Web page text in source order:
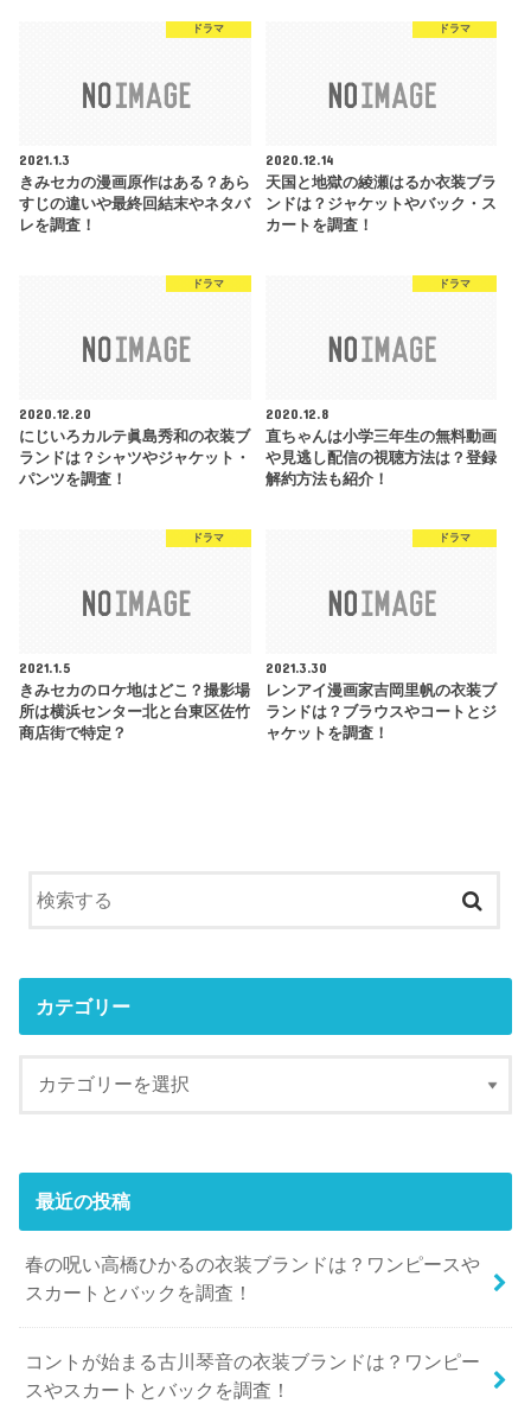
ドラマ
2021.1.3
きみセカの漫画原作はある？あら
すじの違いや最終回結末やネタバ
レを調査！
ドラマ
2020.12.14
天国と地獄の綾瀬はるか衣装ブラ
ンドは？ジャケットやバック・ス
カートを調査！
ドラマ
2020.12.20
にじいろカルテ眞島秀和の衣装ブ
ランドは？シャツやジャケット・
パンツを調査！
ドラマ
2020.12.8
直ちゃんは小学三年生の無料動画
や見逃し配信の視聴方法は？登録
解約方法も紹介！
ドラマ
2021.1.5
きみセカのロケ地はどこ？撮影場
所は横浜センター北と台東区佐竹
商店街で特定？
ドラマ
2021.3.30
レンアイ漫画家吉岡里帆の衣装ブ
ランドは？ブラウスやコートとジ
ャケットを調査！
カテゴリー
最近の投稿
春の呪い高橋ひかるの衣装ブランドは？ワンピースや
スカートとバックを調査！
コントが始まる古川琴音の衣装ブランドは？ワンピー
スやスカートとバックを調査！